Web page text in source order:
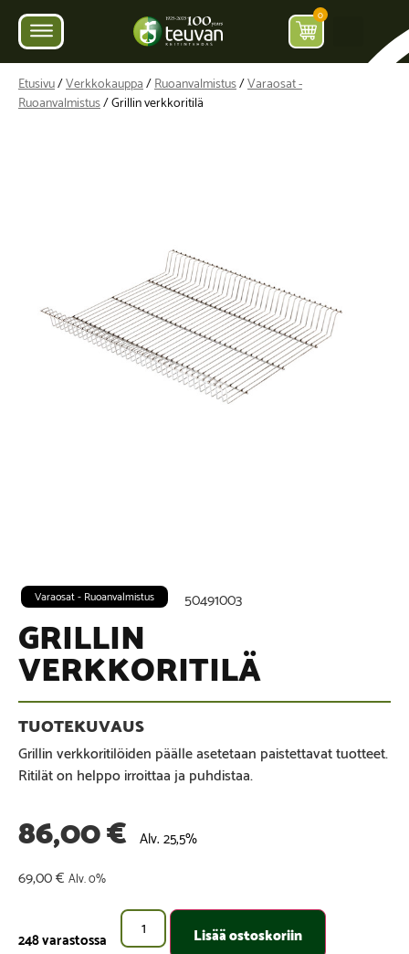
0
Etusivu/Verkkokauppa/Ruoanvalmistus/Varaosat -
Ruoanvalmistus/ Grillin verkkoritilä
50491003
Varaosat - Ruoanvalmistus
GRILLIN
VERKKORITILÄ
Grillin verkkoritilöiden päälle asetetaan paistettavat tuotteet.
Ritilät on helppo irroittaa ja puhdistaa.
86,00€ Alv. 25,5%
69,00€ Alv. 0%
248 varastossa Lisää ostoskoriin